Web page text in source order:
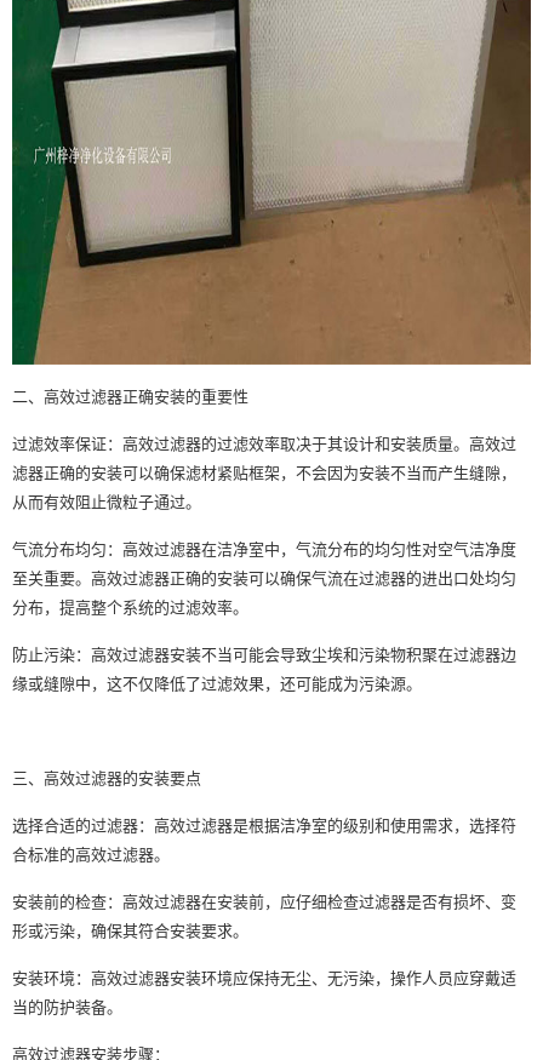
二、高效过滤器正确安装的重要性
过滤效率保证：高效过滤器的过滤效率取决于其设计和安装质量。高效过
滤器正确的安装可以确保滤材紧贴框架，不会因为安装不当而产生缝隙，
从而有效阻止微粒子通过。
气流分布均匀：高效过滤器在洁净室中，气流分布的均匀性对空气洁净度
至关重要。高效过滤器正确的安装可以确保气流在过滤器的进出口处均匀
分布，提高整个系统的过滤效率。
防止污染：高效过滤器安装不当可能会导致尘埃和污染物积聚在过滤器边
缘或缝隙中，这不仅降低了过滤效果，还可能成为污染源。
三、高效过滤器的安装要点
选择合适的过滤器：高效过滤器是根据洁净室的级别和使用需求，选择符
合标准的高效过滤器。
安装前的检查：高效过滤器在安装前，应仔细检查过滤器是否有损坏、变
形或污染，确保其符合安装要求。
安装环境：高效过滤器安装环境应保持无尘、无污染，操作人员应穿戴适
当的防护装备。
高效过滤器安装步骤：